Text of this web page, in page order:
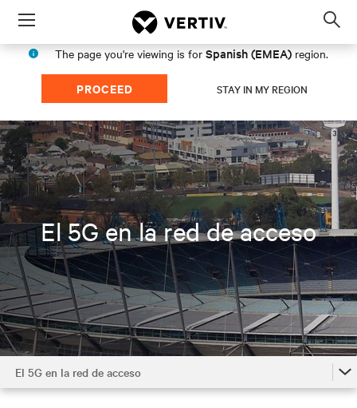
Menu
The page you're viewing is for Spanish (EMEA) region.
PROCEED STAY IN MY REGION
El 5G en la red de acceso
El 5G en la red de acceso